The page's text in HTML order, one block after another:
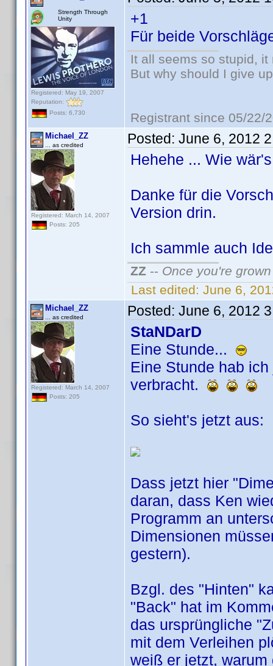
Strength Through
Unity
Registered: May 19, 2007
Reputation:
Posts: 6,730
+1
Für beide
It all seems so stupid,
But why should I give
Registrant since 05/22/
Michael_ZZ
... as credited
Registered: March 14, 2007
Posts: 205
Posted: June 6, 2012
Hehehe ... Wie
Danke für die
Version drin.
Ich sammle auch
ZZ -- Once you're
Last edited: June 6,
Michael_ZZ
... as credited
Registered: March 14, 2007
Posts: 205
Posted: June 6, 2012
StaNDarD
Eine Stunde...
Eine Stunde hab
verbracht.
So sieht's jetzt aus:
Dass jetzt hier
daran, dass Ken
Programm an
Dimensionen
gestern).
Bzgl. des "Hinten"
"Back" hat im
das ursprüngliche
mit dem Verleihen
weiß er jetzt, warum